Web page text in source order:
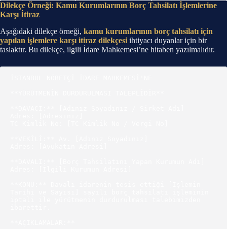
Dilekçe Örneği: Kamu Kurumlarının Borç Tahsilatı İşlemlerine
Karşı İtiraz
Aşağıdaki dilekçe örneği, kamu kurumlarının borç tahsilatı için
yapılan işlemlere karşı itiraz dilekçesi ihtiyacı duyanlar için bir
taslaktır. Bu dilekçe, ilgili İdare Mahkemesi’ne hitaben yazılmalıdır.